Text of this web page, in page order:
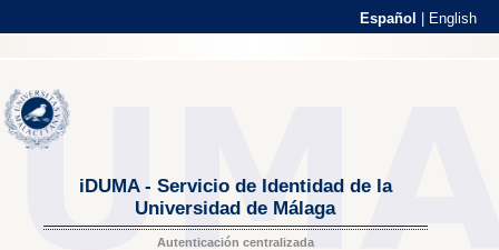
Español English
iDUMA - Servicio de Identidad de la
Universidad de Málaga
Autenticación centralizada